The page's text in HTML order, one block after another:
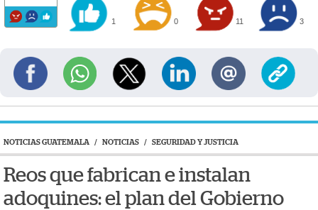
1 0 11 3
NOTICIAS GUATEMALA / NOTICIAS / SEGURIDAD Y JUSTICIA
Reos que fabrican e instalan
adoquines: el plan del Gobierno